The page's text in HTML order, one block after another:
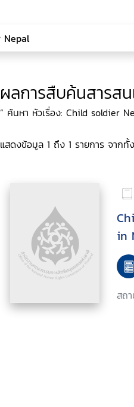
ผลการสืบค้นสารส
“ ค้นหา หัวเรื่อง: Child soldier
แสดงข้อมูล 1 ถึง 1 รายการ จากทั้
in
สถ